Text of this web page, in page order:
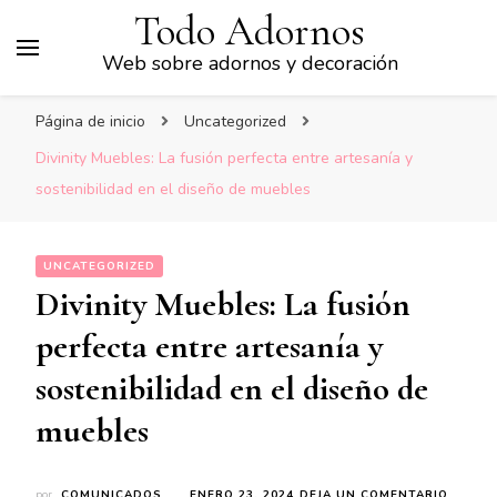
Todo Adornos
Web sobre adornos y decoración
Página de inicio
Uncategorized
Divinity Muebles: La fusión perfecta entre artesanía y
sostenibilidad en el diseño de muebles
UNCATEGORIZED
Divinity Muebles: La fusión
perfecta entre artesanía y
sostenibilidad en el diseño de
muebles